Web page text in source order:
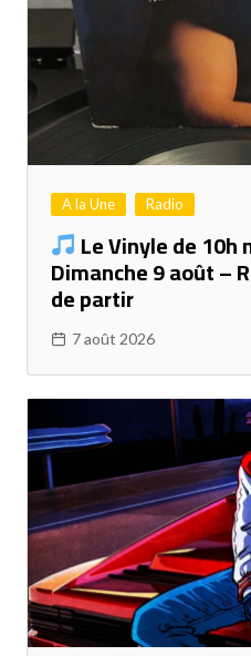
A la Une Radio
Le Vinyle de 10h
Dimanche 9 août –
de partir
7 août 2026